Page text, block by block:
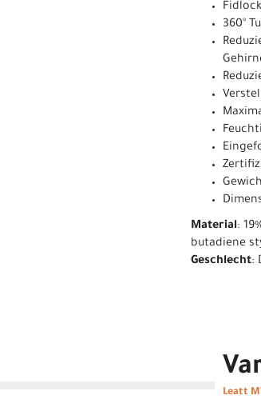
360°
Material:
butadiene
Geschlecht:
Leatt